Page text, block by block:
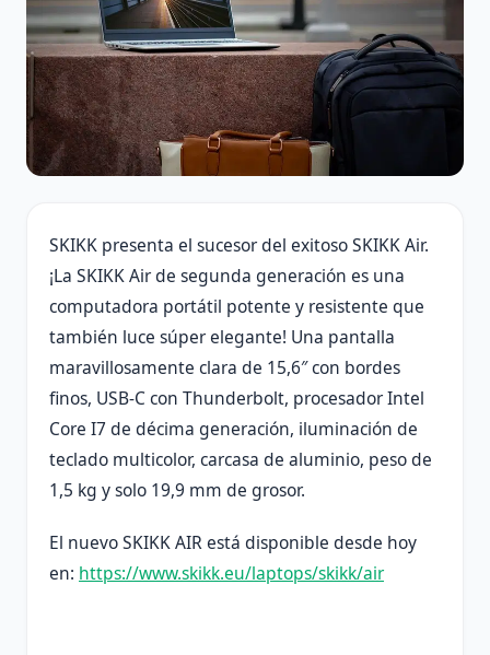
SKIKK presenta el sucesor del exitoso SKIKK Air.
¡La SKIKK Air de segunda generación es una
computadora portátil potente y resistente que
también luce súper elegante! Una pantalla
maravillosamente clara de 15,6″ con bordes
finos, USB-C con Thunderbolt, procesador Intel
Core I7 de décima generación, iluminación de
teclado multicolor, carcasa de aluminio, peso de
1,5 kg y solo 19,9 mm de grosor.
El nuevo SKIKK AIR está disponible desde hoy
en: https://www.skikk.eu/laptops/skikk/air